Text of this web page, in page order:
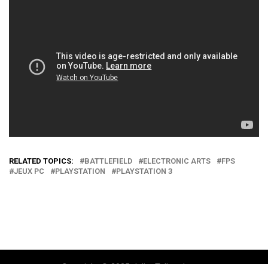
RELATED TOPICS: BATTLEFIELD ELECTRONIC ARTS
FPS
JEUX PC
PLAYSTATION PLAYSTATION 3